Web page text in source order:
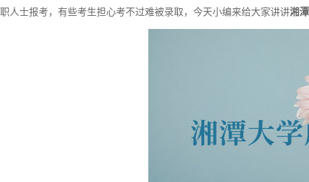
职人士报考，有些考生担心考不过难被录取，今天小编来给大家讲讲湘